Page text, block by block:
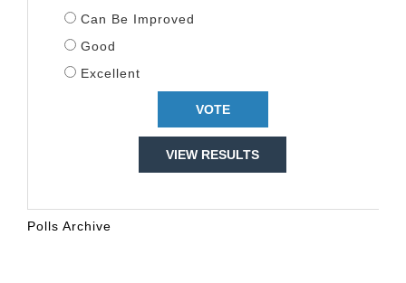
Can Be Improved
Good
Excellent
VIEW RESULTS
Polls Archive